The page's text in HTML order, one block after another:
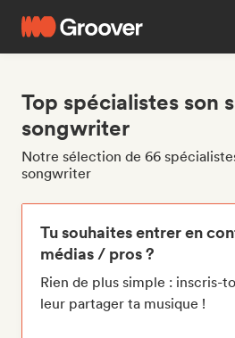
Top spécialistes son
songwriter
Notre sélection de 66
songwriter
Tu souhaites entrer en
médias / pros ?
Rien de plus simple : inscris-
leur partager ta musique !